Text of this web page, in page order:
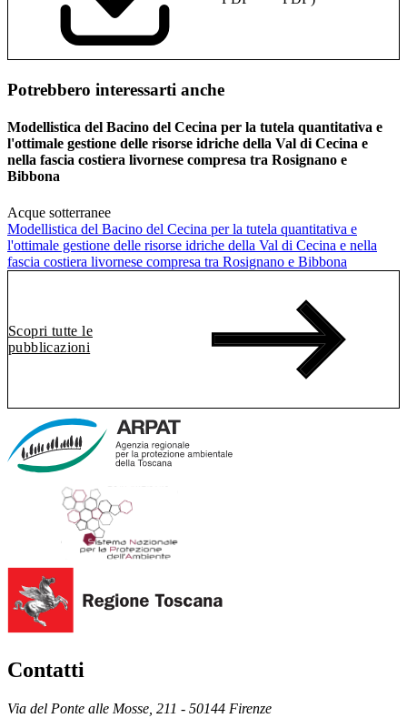
Potrebbero interessarti anche
Modellistica del Bacino del Cecina per la tutela quantitativa e
l'ottimale gestione delle risorse idriche della Val di Cecina e
nella fascia costiera livornese compresa tra Rosignano e
Bibbona
Acque sotterranee
Modellistica del Bacino del Cecina per la tutela quantitativa e
l'ottimale gestione delle risorse idriche della Val di Cecina e nella
fascia costiera livornese compresa tra Rosignano e Bibbona
Scopri tutte le
pubblicazioni
Contatti
Via del Ponte alle Mosse, 211 - 50144 Firenze